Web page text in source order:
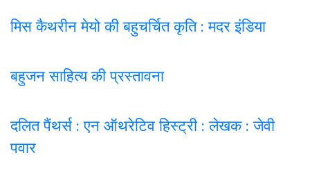
मिस कैथरीन मेयो की बहुचर्चित कृति : मदर इंडिया
बहुजन साहित्य की प्रस्तावना
दलित पैंथर्स : एन ऑथरेटिव हिस्ट्री : लेखक : जेवी
पवार